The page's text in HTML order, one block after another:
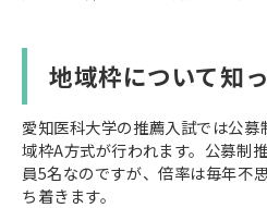
地域枠について知
愛知医科大学の推薦入試では公
域枠A方式が行われます。公募制
員5名なのですが、倍率は毎年不
ち着きます。